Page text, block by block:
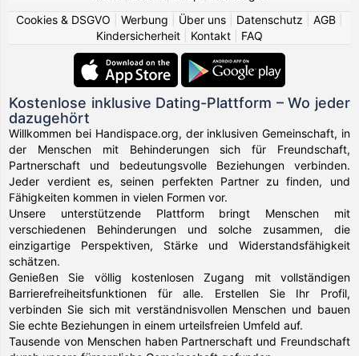
Cookies & DSGVO
Werbung Über uns Datenschutz AGB
Kindersicherheit
Kontakt FAQ
Kostenlose inklusive Dating-Plattform – Wo jeder
dazugehört
Willkommen bei Handispace.org, der inklusiven Gemeinschaft, in
der Menschen mit Behinderungen sich für Freundschaft,
Partnerschaft und bedeutungsvolle Beziehungen verbinden.
Jeder verdient es, seinen perfekten Partner zu finden, und
Fähigkeiten kommen in vielen Formen vor.
Unsere unterstützende Plattform bringt Menschen mit
verschiedenen Behinderungen und solche zusammen, die
einzigartige Perspektiven, Stärke und Widerstandsfähigkeit
schätzen.
Genießen Sie völlig kostenlosen Zugang mit vollständigen
Barrierefreiheitsfunktionen für alle. Erstellen Sie Ihr Profil,
verbinden Sie sich mit verständnisvollen Menschen und bauen
Sie echte Beziehungen in einem urteilsfreien Umfeld auf.
Tausende von Menschen haben Partnerschaft und Freundschaft